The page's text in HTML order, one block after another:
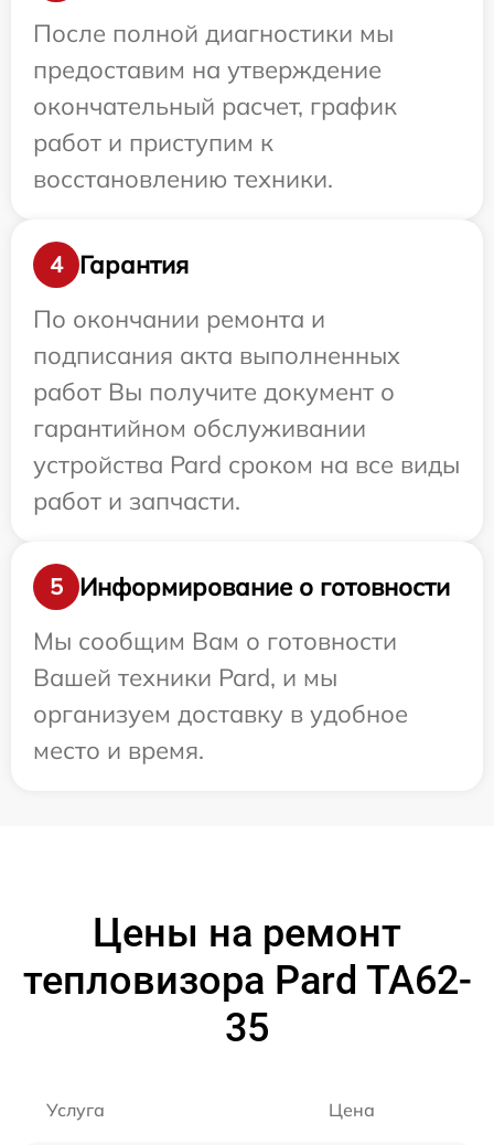
После полной диагностики мы
предоставим на утверждение
окончательный расчет, график
работ и приступим к
восстановлению техники.
4
Гарантия
По окончании ремонта и
подписания акта выполненных
работ Вы получите документ о
гарантийном обслуживании
устройства Pard сроком на все виды
работ и запчасти.
5
Информирование о готовности
Мы сообщим Вам о готовности
Вашей техники Pard, и мы
организуем доставку в удобное
место и время.
Цены на ремонт
тепловизора Pard TA62-
35
Услуга Цена